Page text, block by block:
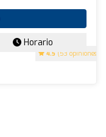
4.5 (53 opiniones)
Horario